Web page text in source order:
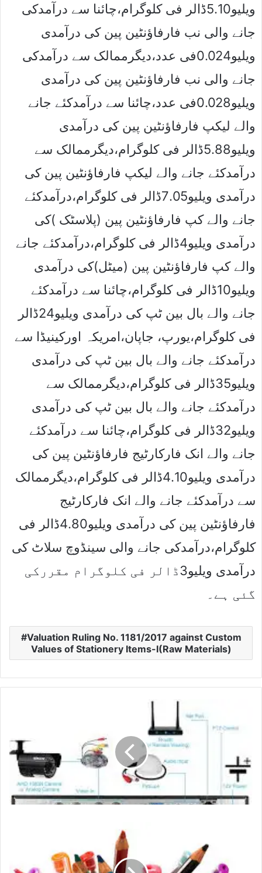
ویلیو5.10ڈالر فی کلوگرام،چائنا سے درآمدکی
جانے والی نب فارفاﺅنٹین پین کی درآمدی
ویلیو0.024فی عدد،دیگرممالک سے درآمدکی
جانے والی نب فارفاﺅنٹین پین کی درآمدی
ویلیو0.028فی عدد،چائنا سے درآمدکئے جانے
والے لیکپ فارفاﺅنٹین پین کی درآمدی
ویلیو5.88ڈالر فی کلوگرام،دیگرممالک سے
درآمدکئے جانے والے لیکپ فارفاﺅنٹین پین کی
درآمدی ویلیو7.05ڈالر فی کلوگرام،درآمدکئے
جانے والے کپ فارفاﺅنٹین پین (پلاسٹک )کی
درآمدی ویلیو4ڈالر فی کلوگرام،درآمدکئے جانے
والے کپ فارفاﺅنٹین پین (میٹل)کی درآمدی
ویلیو10ڈالر فی کلوگرام،چائنا سے درآمدکئے
جانے والے بال بین ٹپ کی درآمدی ویلیو24ڈالر
فی کلوگرام،یورپ، جاپان،امریکہ اورکینیڈا سے
درآمدکئے جانے والے بال بین ٹپ کی درآمدی
ویلیو35ڈالر فی کلوگرام،دیگرممالک سے
درآمدکئے جانے والے بال بین ٹپ کی درآمدی
ویلیو32ڈالر فی کلوگرام،چائنا سے درآمدکئے
جانے والے انک فارکارٹیج فارفاﺅنٹین پین کی
درآمدی ویلیو4.10ڈالر فی کلوگرام،دیگرممالک
سے درآمدکئے جانے والے انک فارکارٹیج
فارفاﺅنٹین پین کی درآمدی ویلیو4.80ڈالر فی
کلوگرام،درآمدکی جانے والی سینڈوچ سلاٹ کی
درآمدی ویلیو3ڈالر فی کلوگرام مقررکی
گئی ہے۔
Valuation Ruling No. 1181/2017 against Custom
Values of Stationery Items-I(Raw Materials)